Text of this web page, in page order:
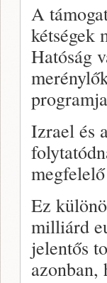
A
kétségek
Hatóság
Izrael és
Ez
milliárd
jelentős
azonban,